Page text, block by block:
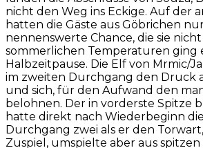
nicht den Weg ins Eckige. Auf der
hatten die Gäste aus Göbrichen
nennenswerte Chance, die sie
sommerlichen Temperaturen ging
Halbzeitpause. Die Elf von Mrmic/
im zweiten Durchgang den Druck
und sich, für den Aufwand den
belohnen. Der in vorderste Spitze
hatte direkt nach Wiederbeginn
Durchgang zwei als er den
Zuspiel, umspielte aber aus